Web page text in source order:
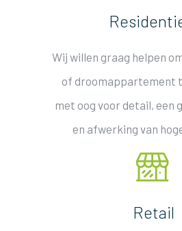
Wij willen graag helpen
of droomappartement
met oog voor detail, een
en afwerking van
Retail